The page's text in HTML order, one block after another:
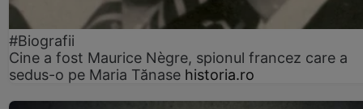
#Biografii
Cine a fost Maurice Nègre, spionul francez care a
sedus-o pe Maria Tănase historia.ro